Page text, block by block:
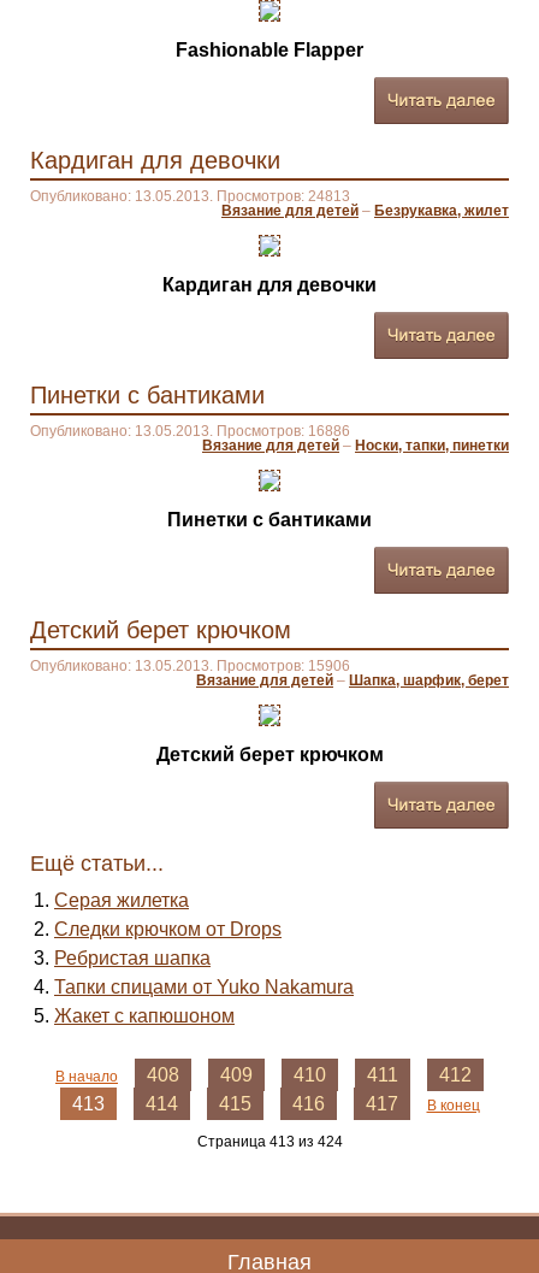
Fashionable Flapper
Кардиган для девочки
Опубликовано: 13.05.2013. Просмотров: 24813
Вязание для детей – Безрукавка, жилет
Кардиган для девочки
Пинетки с бантиками
Опубликовано: 13.05.2013. Просмотров: 16886
Вязание для детей – Носки, тапки, пинетки
Пинетки с бантиками
Детский берет крючком
Опубликовано: 13.05.2013. Просмотров: 15906
Вязание для детей – Шапка, шарфик, берет
Детский берет крючком
Ещё статьи...
Серая жилетка
Следки крючком от Drops
Ребристая шапка
Тапки спицами от Yuko Nakamura
Жакет с капюшоном
В начало 408 409 410 411
412
413
414 415 416 417 В конец
Страница 413 из 424
Главная